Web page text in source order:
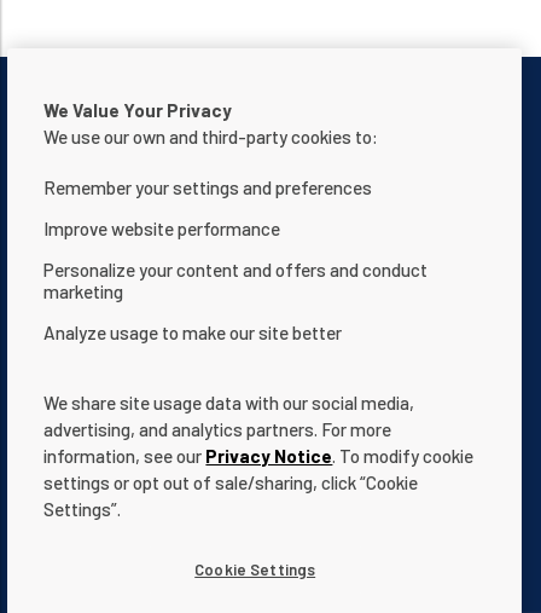
Conditions d'utilisation
Déclaration d’accessibilité du site Web
Termes et Conditions
App Terms & Conditions
Cookie Settings
Les logos et marques déposés ou non de tierces parties sont la
We Value Your Privacy
We use our own and third-party cookies to:
Remember your settings and preferences
Improve website performance
Personalize your content and offers and conduct
marketing
Analyze usage to make our site better
We share site usage data with our social media,
advertising, and analytics partners. For more
information, see our Privacy Notice. To modify cookie
settings or opt out of sale/sharing, click “Cookie
Settings”.
Cookie Settings